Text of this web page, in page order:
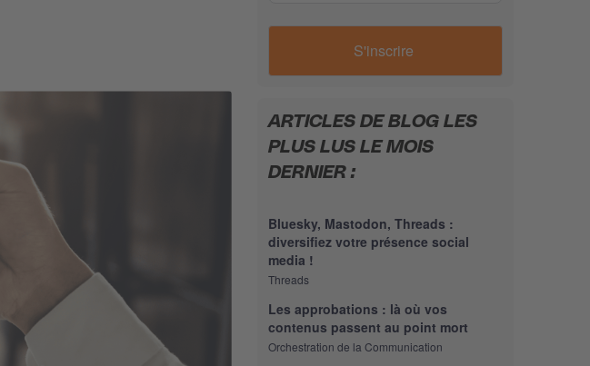
ARTICLES DE BLOG LES
PLUS LUS LE MOIS
DERNIER :
Bluesky, Mastodon, Threads :
diversifiez votre présence social
media !
Threads
Les approbations : là où vos
contenus passent au point mort
Orchestration de la Communication